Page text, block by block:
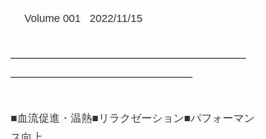
Volume 001 2022/11/15
━━━━━━━━━━━━━━━━━━━━━━
━━━━━━━━━━━━━━━━━
■血流促進・温熱■リラクゼーション■パフォーマン